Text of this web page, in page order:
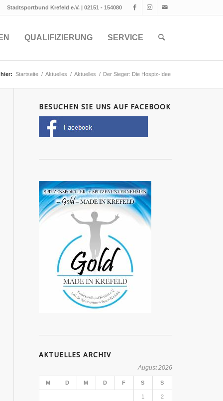
Stadtsportbund Krefeld e.V. | 02151 - 154080
QUALIFIZIERUNG SERVICE
Startseite / Aktuelles / Aktuelles / Der Sieger: Die Hospiz-Idee
BESUCHEN SIE UNS AUF FACEBOOK
AKTUELLES ARCHIV
August 2026
M D M D F S S
1 2